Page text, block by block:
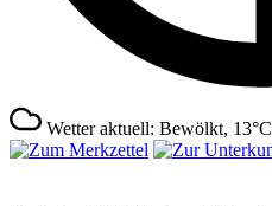
Wetter aktuell: Bewölkt, 13°C